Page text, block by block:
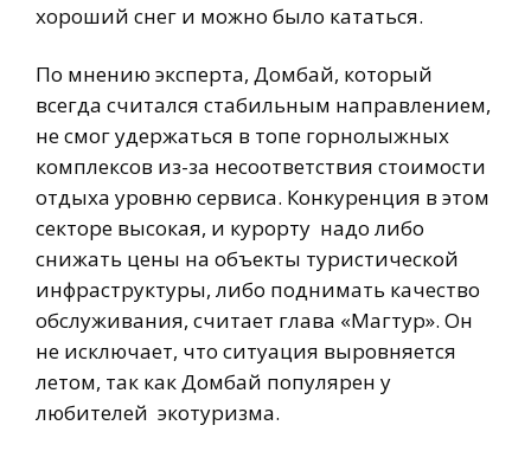
хороший снег и можно было кататься.
По мнению эксперта, Домбай, который
всегда считался стабильным направлением,
не смог удержаться в топе горнолыжных
комплексов из-за несоответствия стоимости
отдыха уровню сервиса. Конкуренция в этом
секторе высокая, и курорту надо либо
снижать цены на объекты туристической
инфраструктуры, либо поднимать качество
обслуживания, считает глава «Магтур». Он
не исключает, что ситуация выровняется
летом, так как Домбай популярен у
любителей экотуризма.